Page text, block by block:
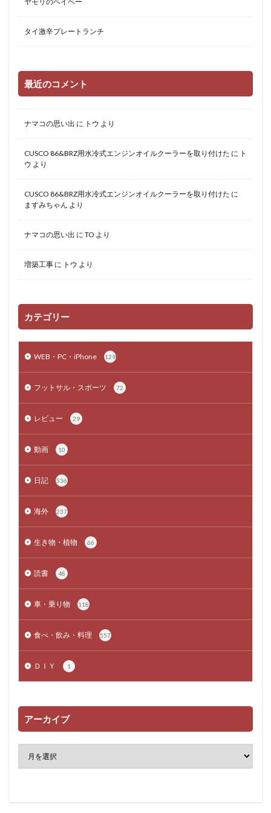
タイ激辛プレートランチ
最近のコメント
ナマコの思い出 に トウ より
CUSCO 86&BRZ用水冷式エンジンオイルクーラーを取り付けた に ト
ウ より
CUSCO 86&BRZ用水冷式エンジンオイルクーラーを取り付けた に
ますみちゃん より
ナマコの思い出 に TO より
増築工事 に トウ より
カテゴリー
WEB・PC・iPhone 129
フットサル・スポーツ 72
レビュー 29
動画 10
日記 536
海外 237
生き物・植物 66
読書 48
車・乗り物 118
食べ・飲み・料理 557
ＤＩＹ 1
アーカイブ